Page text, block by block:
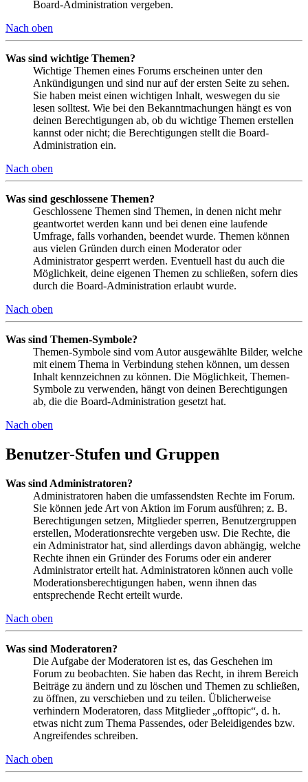
Board-Administration vergeben.
Nach oben
Was sind wichtige Themen?
Wichtige Themen eines Forums erscheinen unter den
Ankündigungen und sind nur auf der ersten Seite zu sehen.
Sie haben meist einen wichtigen Inhalt, weswegen du sie
lesen solltest. Wie bei den Bekanntmachungen hängt es von
deinen Berechtigungen ab, ob du wichtige Themen erstellen
kannst oder nicht; die Berechtigungen stellt die Board-
Administration ein.
Nach oben
Was sind geschlossene Themen?
Geschlossene Themen sind Themen, in denen nicht mehr
geantwortet werden kann und bei denen eine laufende
Umfrage, falls vorhanden, beendet wurde. Themen können
aus vielen Gründen durch einen Moderator oder
Administrator gesperrt werden. Eventuell hast du auch die
Möglichkeit, deine eigenen Themen zu schließen, sofern dies
durch die Board-Administration erlaubt wurde.
Nach oben
Was sind Themen-Symbole?
Themen-Symbole sind vom Autor ausgewählte Bilder, welche
mit einem Thema in Verbindung stehen können, um dessen
Inhalt kennzeichnen zu können. Die Möglichkeit, Themen-
Symbole zu verwenden, hängt von deinen Berechtigungen
ab, die die Board-Administration gesetzt hat.
Nach oben
Benutzer-Stufen und Gruppen
Was sind Administratoren?
Administratoren haben die umfassendsten Rechte im Forum.
Sie können jede Art von Aktion im Forum ausführen; z. B.
Berechtigungen setzen, Mitglieder sperren, Benutzergruppen
erstellen, Moderationsrechte vergeben usw. Die Rechte, die
ein Administrator hat, sind allerdings davon abhängig, welche
Rechte ihnen ein Gründer des Forums oder ein anderer
Administrator erteilt hat. Administratoren können auch volle
Moderationsberechtigungen haben, wenn ihnen das
entsprechende Recht erteilt wurde.
Nach oben
Was sind Moderatoren?
Die Aufgabe der Moderatoren ist es, das Geschehen im
Forum zu beobachten. Sie haben das Recht, in ihrem Bereich
Beiträge zu ändern und zu löschen und Themen zu schließen,
zu öffnen, zu verschieben und zu teilen. Üblicherweise
verhindern Moderatoren, dass Mitglieder „offtopic“, d. h.
etwas nicht zum Thema Passendes, oder Beleidigendes bzw.
Angreifendes schreiben.
Nach oben